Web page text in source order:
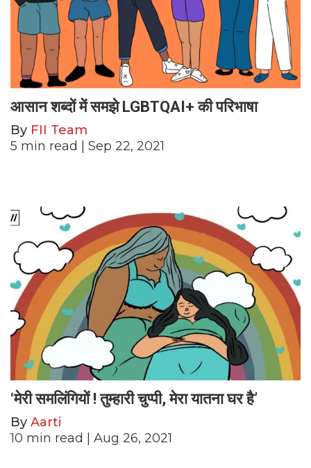
आसान शब्दों में समझे LGBTQAI+ की परिभाषा
By FII Team
5 min read | Sep 22, 2021
‘मेरी समलिंगियों ! तुम्हारी चुप्पी, मेरा यातना घर है’
By Aarti
10 min read | Aug 26, 2021